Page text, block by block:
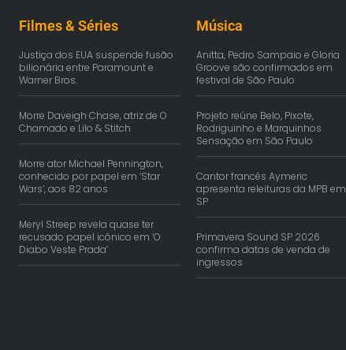
Filmes & Séries
Justiça dos EUA suspende fusão
bilionária entre Paramount e
Warner Bros.
Morre Daveigh Chase, atriz de O
Chamado e Lilo & Stitch
Morre ator Michael Pennington,
conhecido por papel em ‘Star
Wars’, aos 82 anos
Meryl Streep revela quase ter
recusado papel icônico em ‘O
Diabo Veste Prada’
Música
Anitta, Pedro Sampaio e Gloria
Groove são confirmados em
festival de São Paulo
Projeto reúne Belo, Pixote,
Rodriguinho e Marquinhos
Sensação em São Paulo
Cantor francês Aymeric
apresenta releituras da MPB em
SP
Primavera Sound SP 2026
confirma datas de venda de
ingressos